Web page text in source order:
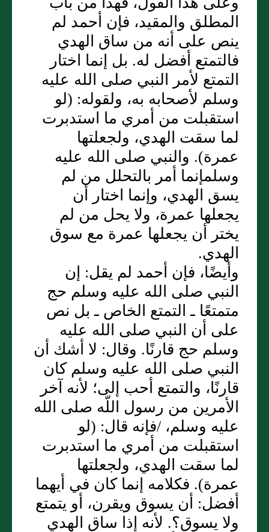
المطلق والمقيد، فإن أحمد لم
ينص على أنه من ساق الهدي
فالتمتع أفضل له‏.‏ بل إنما اختار
التمتع لأمر النبي صلى الله عليه
وسلم لأصحابه به، ولقوله‏:‏ ‏(‏لو
استقبلت من أمري ما استدبرت
لما سقت الهدي، ولجعلتها
عمرة‏)‏‏.‏ والنبي صلى الله عليه
وسلمإنما أمر بالتحلل من لم
يسق الهدي، وإنما اختار أن
يجعلها عمرة، ولا يحل من لم
يختر أن يجعلها عمرة مع سوق
الهدي‏.‏
وأيضًا، فإن أحمد لم يقل‏:‏ إن
النبي صلى الله عليه وسلم حج
متمتعًا ـ التمتع الخاص ـ بل نص
على أن النبي صلى الله عليه
وسلم حج قارنًا‏.‏ وقال‏:‏ لا أشك أن
النبي صلى الله عليه وسلم كان
قارنًا، والتمتع أحب إلى؛ لأنه آخر
الأمرين من رسول اللّه صلى الله
عليه وسلم، /فإنه قال‏:‏ ‏(‏لو
استقبلت من أمري ما استدبرت
لما سقت الهدي، ولجعلتها
عمرة‏)‏‏.‏ فكلامه إنما كان في أيهما
أفضل‏:‏ أن يسوق ويقرن، أو يتمتع
ولا يسوق‏؟‏‏.‏ لأنه إذا ساق الهدي